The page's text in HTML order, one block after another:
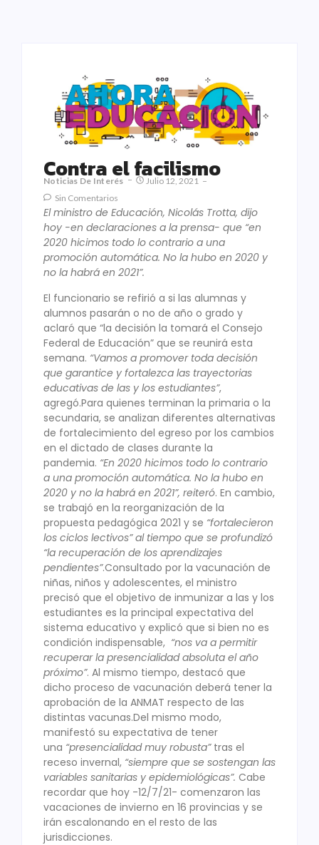
Contra el facilismo
Noticias De Interés
Julio 12, 2021
Sin Comentarios
El ministro de Educación, Nicolás Trotta, dijo
hoy -en declaraciones a la prensa- que “en
2020 hicimos todo lo contrario a una
promoción automática. No la hubo en 2020 y
no la habrá en 2021”.
El funcionario se refirió a si las alumnas y
alumnos pasarán o no de año o grado y
aclaró que “la decisión la tomará el Consejo
Federal de Educación” que se reunirá esta
semana. “Vamos a promover toda decisión
que garantice y fortalezca las trayectorias
educativas de las y los estudiantes”,
agregó.Para quienes terminan la primaria o la
secundaria, se analizan diferentes alternativas
de fortalecimiento del egreso por los cambios
en el dictado de clases durante la
pandemia. “En 2020 hicimos todo lo contrario
a una promoción automática. No la hubo en
2020 y no la habrá en 2021”, reiteró. En cambio,
se trabajó en la reorganización de la
propuesta pedagógica 2021 y se “fortalecieron
los ciclos lectivos” al tiempo que se profundizó
“la recuperación de los aprendizajes
pendientes”.Consultado por la vacunación de
niñas, niños y adolescentes, el ministro
precisó que el objetivo de inmunizar a las y los
estudiantes es la principal expectativa del
sistema educativo y explicó que si bien no es
condición indispensable, “nos va a permitir
recuperar la presencialidad absoluta el año
próximo”. Al mismo tiempo, destacó que
dicho proceso de vacunación deberá tener la
aprobación de la ANMAT respecto de las
distintas vacunas.Del mismo modo,
manifestó su expectativa de tener
una “presencialidad muy robusta”tras el
receso invernal, “siempre que se sostengan las
variables sanitarias y epidemiológicas”. Cabe
recordar que hoy -12/7/21- comenzaron las
vacaciones de invierno en 16 provincias y se
irán escalonando en el resto de las
jurisdicciones.